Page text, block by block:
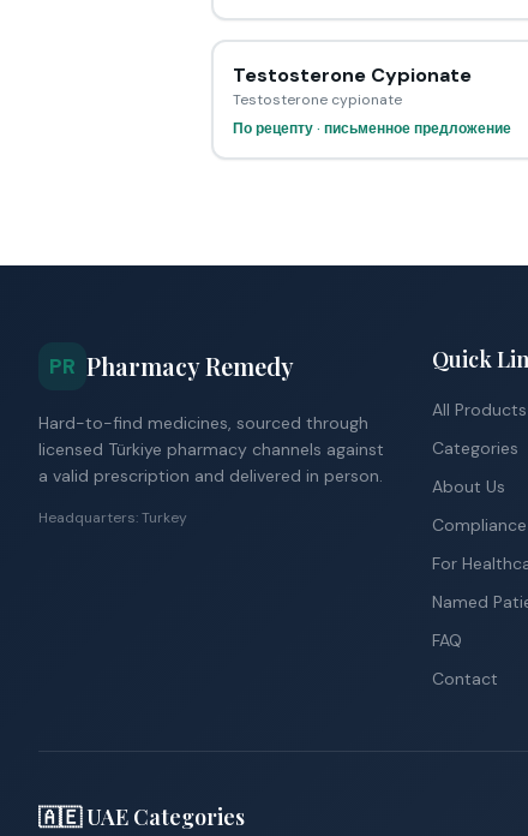
Testosterone Cypionate
Testosterone cypionate
По рецепту · письменное предложение
PR Pharmacy Remedy
Hard-to-find medicines, sourced through
licensed Türkiye pharmacy channels against
a valid prescription and delivered in person.
Headquarters: Turkey
Quick
All Products
Categories
About Us
For
Named
FAQ
Contact
🇦🇪 UAE Categories